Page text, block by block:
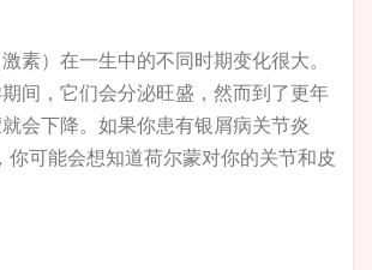
素）在一生中的不同时期变化很大。
间，它们会分泌旺盛，然而到了更年
会下降。如果你患有银屑病关节炎
你可能会想知道荷尔蒙对你的关节和皮